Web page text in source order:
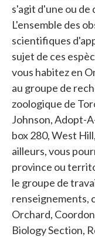
s'agit d'une ou de
L'ensemble des
scientifiques
sujet de ces
vous habitez en
au groupe de
zoologique de
Johnson, Adopt-
box 280, West
ailleurs, vous
province ou
le groupe de
renseignements,
Orchard,
Biology Section,